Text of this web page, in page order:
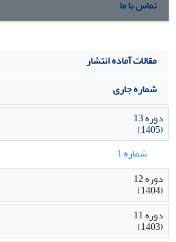
تماس با ما
مقالات آماده انتشار
شماره جاری
دوره 13
(1405)
شماره 1
دوره 12
(1404)
دوره 11
(1403)